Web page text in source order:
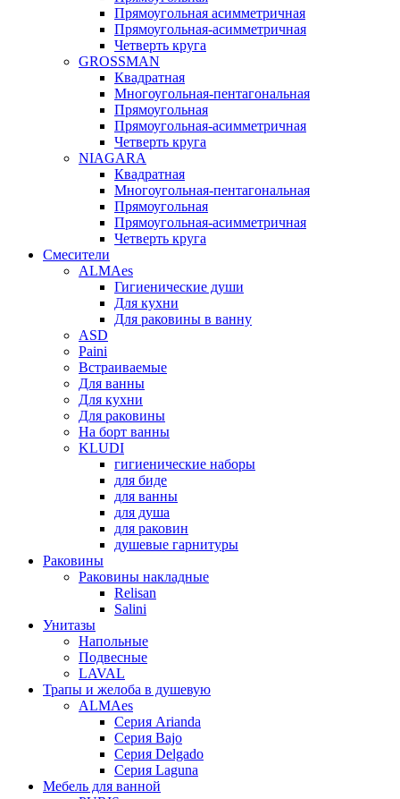
Прямоугольная асимметричная
Прямоугольная-асимметричная
Четверть круга
GROSSMAN
Квадратная
Многоугольная-пентагональная
Прямоугольная
Прямоугольная-асимметричная
Четверть круга
NIAGARA
Квадратная
Многоугольная-пентагональная
Прямоугольная
Прямоугольная-асимметричная
Четверть круга
Смесители
ALMAes
Гигиенические души
Для кухни
Для раковины в ванну
ASD
Paini
Встраиваемые
Для ванны
Для кухни
Для раковины
На борт ванны
KLUDI
гигиенические наборы
для биде
для ванны
для душа
для раковин
душевые гарнитуры
Раковины
Раковины накладные
Relisan
Salini
Унитазы
Напольные
Подвесные
LAVAL
Трапы и желоба в душевую
ALMAes
Серия Arianda
Серия Bajo
Серия Delgado
Серия Laguna
Мебель для ванной